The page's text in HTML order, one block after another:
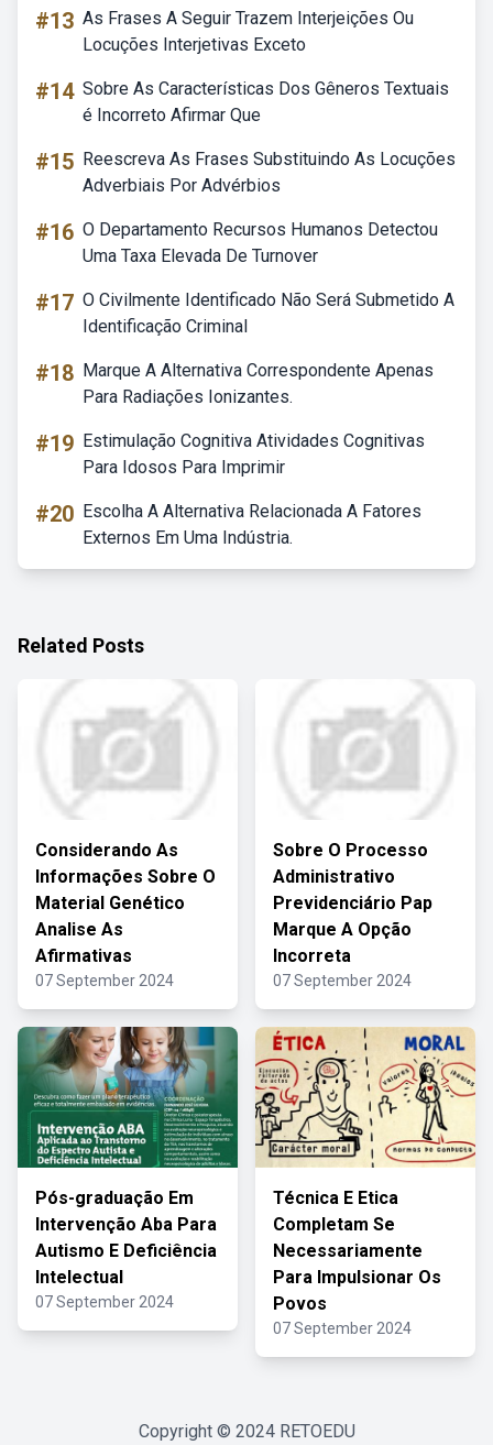
#13 As Frases A Seguir Trazem Interjeições Ou
Locuções Interjetivas Exceto
#14 Sobre As Características Dos Gêneros Textuais
é Incorreto Afirmar Que
#15 Reescreva As Frases Substituindo As Locuções
Adverbiais Por Advérbios
#16 O Departamento Recursos Humanos Detectou
Uma Taxa Elevada De Turnover
#17 O Civilmente Identificado Não Será Submetido A
Identificação Criminal
#18 Marque A Alternativa Correspondente Apenas
Para Radiações Ionizantes.
#19 Estimulação Cognitiva Atividades Cognitivas
Para Idosos Para Imprimir
#20 Escolha A Alternativa Relacionada A Fatores
Externos Em Uma Indústria.
Related Posts
Considerando As
Informações Sobre O
Material Genético
Analise As
Afirmativas
07 September 2024
Sobre O Processo
Administrativo
Previdenciário Pap
Marque A Opção
Incorreta
07 September 2024
Pós-graduação Em
Intervenção Aba Para
Autismo E Deficiência
Intelectual
07 September 2024
Técnica E Etica
Completam Se
Necessariamente
Para Impulsionar Os
Povos
07 September 2024
Copyright © 2024 RETOEDU